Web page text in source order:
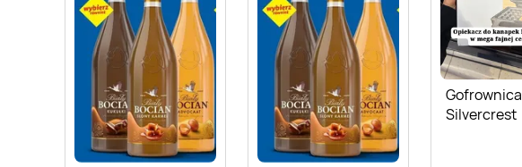
Gofrownica
Silvercrest